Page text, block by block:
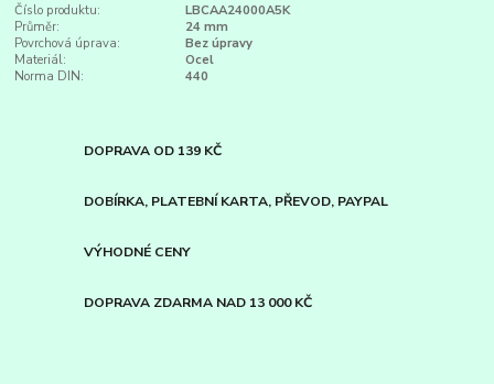
Číslo produktu:
LBCAA24000A5K
Průměr:
24 mm
Povrchová úprava:
Bez úpravy
Materiál:
Ocel
Norma DIN:
440
DOPRAVA OD 139 KČ
DOBÍRKA, PLATEBNÍ KARTA, PŘEVOD, PAYPAL
VÝHODNÉ CENY
DOPRAVA ZDARMA NAD 13 000 KČ